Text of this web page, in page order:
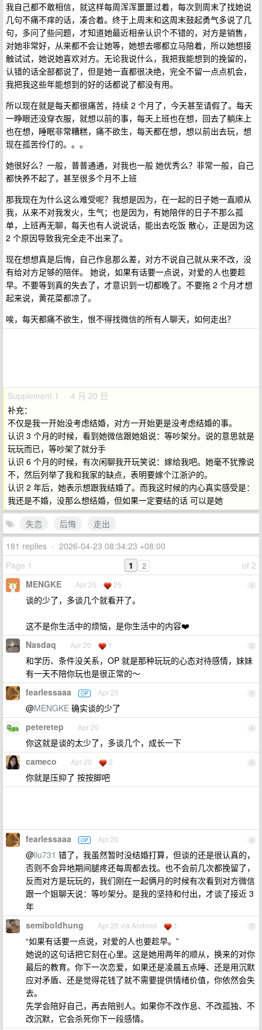
我自己都不敢相信，就这样每周浑浑噩噩过着，每次到周末了找她说
几句不痛不痒的话，凑合着。终于上周末和这周末鼓起勇气多说了几
句，多问了些问题，才知道她最近相亲认识个不错的，对方是销售，
对她非常好，从来都不会让她等，她想去哪都立马陪着，所以她想接
触试试，她说她喜欢对方。无论我说什么，我把我能想到的挽留的，
认错的话全部都说了，但是她一直都很决绝，完全不留一点点机会，
我把我这些年能想到的好的话都说了都没有用。
所以现在就是每天都很痛苦，持续 2 个月了，今天甚至请假了。每天
一睁眼还没穿衣服，就想以前的事，每天上班也在想，回去了躺床上
也在想，睡眠非常糟糕，痛不欲生，每天都在想，想以前出去玩，想
现在孤苦伶仃的。。。
她很好么？一般，普普通通，对我也一般 她优秀么？非常一般，自己
都快养不起了，甚至很多个月不上班
那我现在为什么这么难受呢？我想是因为，在一起的日子她一直顺从
我，从来不对我发火，生气；也是因为，有她陪伴的日子不那么孤
单，上班再无聊，每天也有人说说话，能出去吃饭 散心，正是因为这
2 个原因导致我完全走不出来了。
现在想想真是后悔，自己作息那么差，对方不说自己就从来不改，没
有给对方足够的陪伴。 她说，如果有话要一点说，对爱的人也要趁
早。不要等到真的失去了，才意识到一切都晚了。不要拖 2 个月才想
起来说，黄花菜都凉了。
唉，每天都痛不欲生，恨不得找微信的所有人聊天，如何走出？
Supplement 1 · 4 月 20 日
补充：
不仅是我一开始没考虑结婚，对方一开始更是没考虑结婚的事。
认识 3 个月的时候，看到她微信跟她姐说：等吵架分。说的意思就是
玩玩而已，等吵架了就分手
认识 6 个月的时候，有次闲聊我开玩笑说：嫁给我吧。她毫不犹豫说
不，然后列举了我和我家的缺点，表明要嫁个江浙沪的。
认识 2 年后，她表示想跟我结婚了。而我这时候的内心真实感受是：
我还是不婚，没那么想结婚，但如果一定要结的话 可以是她
失恋
后悔
走出
181 replies • 2026-04-23 08:34:23 +08:00
Page 1
of 2
1 2
1
MENGKE Apr 20 25
谈的少了，多谈几个就看开了。
这不是你生活中的烦恼，是你生活中的内容❤️
2
Nasdaq Apr 20 1
和学历、条件没关系，OP 就是那种玩玩的心态对待感情，妹妹
有一天不陪你玩也是很正常的～
3
fearlessaaa OP Apr 20
@MENGKE 确实谈的少了
4
peteretep Apr 20
你这就是谈的太少了，多谈几个，成长一下
5
cameco Apr 20 2
你就是压抑了 按按脚吧
6
fearlessaaa OP Apr 20
@liu731 错了，我虽然暂时没结婚打算，但谈的还是很认真的，
否则不会异地期间腿疼还每周都去找。也不会前几次都挽留了，
反而对方是玩玩的，我们刚在一起俩月的时候有次看到对方微信
跟一个姐聊天说：等吵架分。是我的坚持和付出，才谈了接近 3
年
7
semiboldhung Apr 20 via Android 1
“如果有话要一点说，对爱的人也要趁早。”
她说的这句话把它刻在心里。这是她用两年的顺从，换来的对你
最后的教育。你下一次恋爱，如果还是凌晨五点睡、还是用沉默
应对矛盾、还是觉得花钱了就不需要提供情绪价值，你依然会失
去。
先学会陪好自己，再去陪别人。如果你不改作息、不改孤独、不
改沉默，它会杀死你下一段感情。